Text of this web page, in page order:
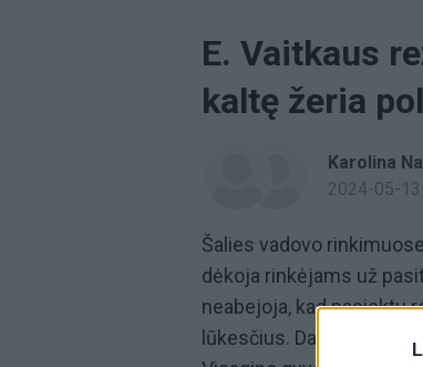
E. Vaitkaus
kaltę žeria
Karolina
2024-05-13
Šalies vadovo
dėkoja rinkėjams už
neabejoja, kad pasiektu
lūkesčius. Daugiausia